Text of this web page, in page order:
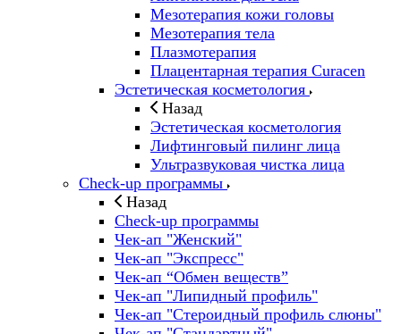
Мезотерапия кожи головы
Мезотерапия тела
Плазмотерапия
Плацентарная терапия Curacen
Эстетическая косметология
Назад
Эстетическая косметология
Лифтинговый пилинг лица
Ультразвуковая чистка лица
Check-up программы
Назад
Check-up программы
Чек-ап "Женский"
Чек-ап "Экспресс"
Чек-ап “Обмен веществ”
Чек-ап "Липидный профиль"
Чек-ап "Стероидный профиль слюны"